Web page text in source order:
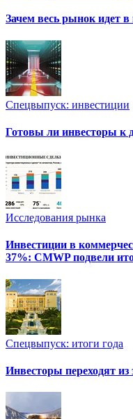
Зачем весь рынок идет
Спецвыпуск: инвестиции
Готовы ли инвесторы к
Исследования рынка
Инвестиции в
37%: CMWP подвели
Спецвыпуск: итоги года
Инвесторы переходят